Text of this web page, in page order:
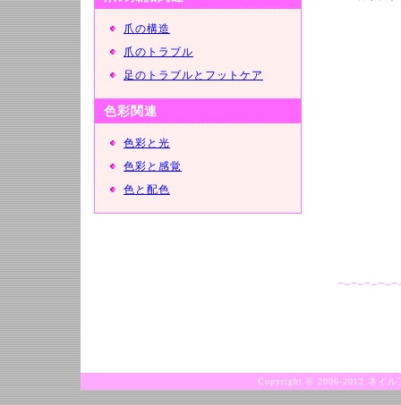
爪の構造
爪のトラブル
足のトラブルとフットケア
色彩関連
色彩と光
色彩と感覚
色と配色
Copyright © 2006-2012 ネイル